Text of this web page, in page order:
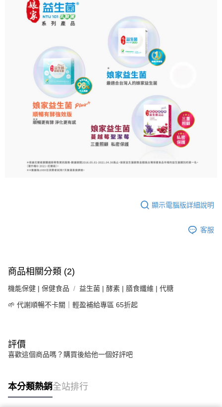
顯示電腦版詳細說明
客服
商品相關分類 (2)
機能保健 | 保健食品 益生菌 | 酵素 | 膳食纖維 | 代糖
🌱 代謝順暢不卡關｜輕盈補給專區 65折起
評價
喜歡這個商品嗎？購買後給他一個好評吧
本分類熱銷全站排行